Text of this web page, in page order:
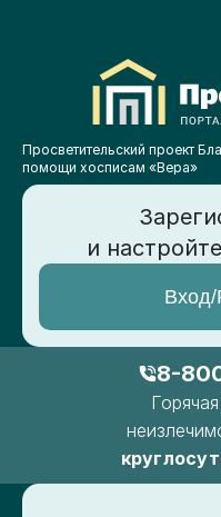
Просветительский проект
помощи хосписам «Вера»
и
Вход/
8-